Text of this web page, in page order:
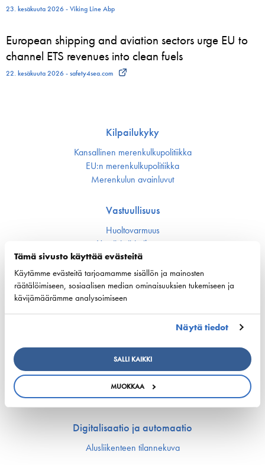
Tämä sivusto käyttää evästeitä
Käytämme evästeitä tarjoamamme sisällön ja mainosten
räätälöimiseen, sosiaalisen median ominaisuuksien tukemiseen ja
kävijämäärämme analysoimiseen
Näytä tiedot
SALLI KAIKKI
MUOKKAA
23. kesäkuuta 2026 - Viking Line Abp
European shipping and aviation sectors urge EU to
channel ETS revenues into clean fuels
22. kesäkuuta 2026 - safety4sea.com
Kilpailukyky
Kansallinen merenkulku­politiikka
EU:n merenkulku­politiikka
Merenkulun avainluvut
Vastuullisuus
Huoltovarmuus
Ympäristö ja ilmasto
Varustamot panostavat uuteen teknologiaan ja
ympäristöystävällisiin ratkaisuihin uusissa aluksissa
Turvallisuus
Koulutus ja osaaminen
Suomen Varustamoiden Yrityskylä
Merenkulun HarjoitteluMylly
Ship Happens: Tutustu merenkulkualan mahdollisuuksiin
Digitalisaatio ja automaatio
Alusliikenteen tilannekuva